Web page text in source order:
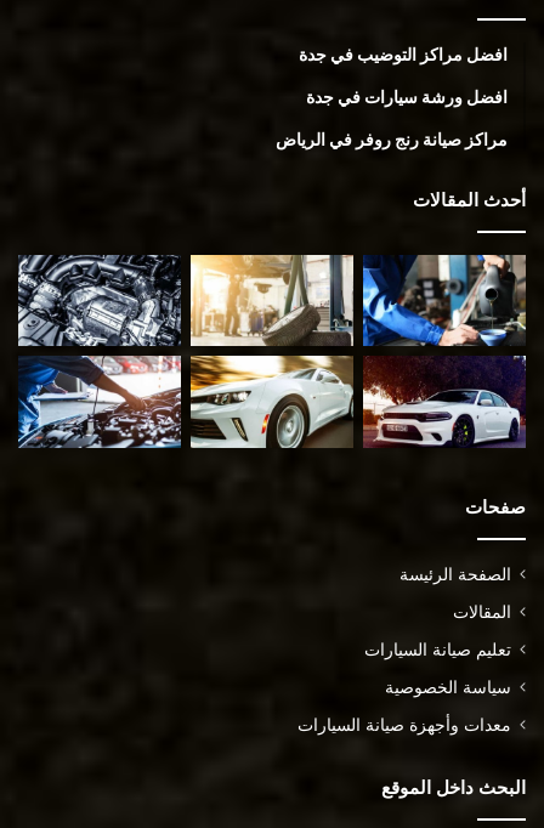
افضل مراكز التوضيب في جدة
افضل ورشة سيارات في جدة
مراكز صيانة رنج روفر في الرياض
أحدث المقالات
صفحات
الصفحة الرئيسة
المقالات
تعليم صيانة السيارات
سياسة الخصوصية
معدات وأجهزة صيانة السيارات
البحث داخل الموقع